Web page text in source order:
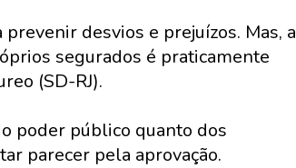
desvios e prejuízos. Mas, a
segurados é praticamente
(SD-RJ).
poder público quanto dos
parecer pela aprovação.